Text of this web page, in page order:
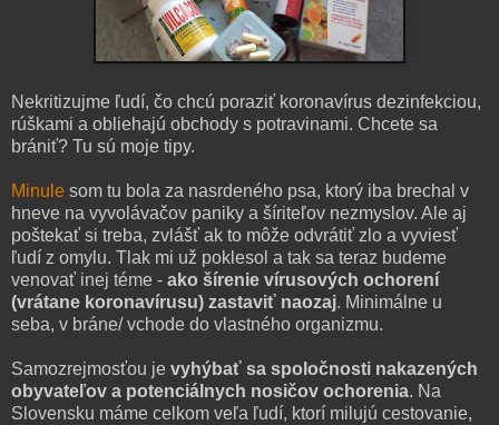
Nekritizujme ľudí, čo chcú poraziť koronavírus dezinfekciou,
rúškami a obliehajú obchody s potravinami. Chcete sa
brániť? Tu sú moje tipy.
Minule som tu bola za nasrdeného psa, ktorý iba brechal v
hneve na vyvolávačov paniky a šíriteľov nezmyslov. Ale aj
poštekať si treba, zvlášť ak to môže odvrátiť zlo a vyviesť
ľudí z omylu. Tlak mi už poklesol a tak sa teraz budeme
venovať inej téme - ako šírenie vírusových ochorení
(vrátane koronavírusu) zastaviť naozaj. Minimálne u
seba, v bráne/ vchode do vlastného organizmu.
Samozrejmosťou je vyhýbať sa spoločnosti nakazených
obyvateľov a potenciálnych nosičov ochorenia. Na
Slovensku máme celkom veľa ľudí, ktorí milujú cestovanie,